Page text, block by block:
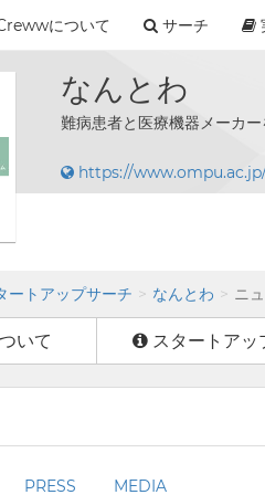
について サーチ
なんとわ
難病患者と医療機器メーカ
https://
ートアップサーチ なんとわ ニ
いて スタートアッ
PRESS MEDIA